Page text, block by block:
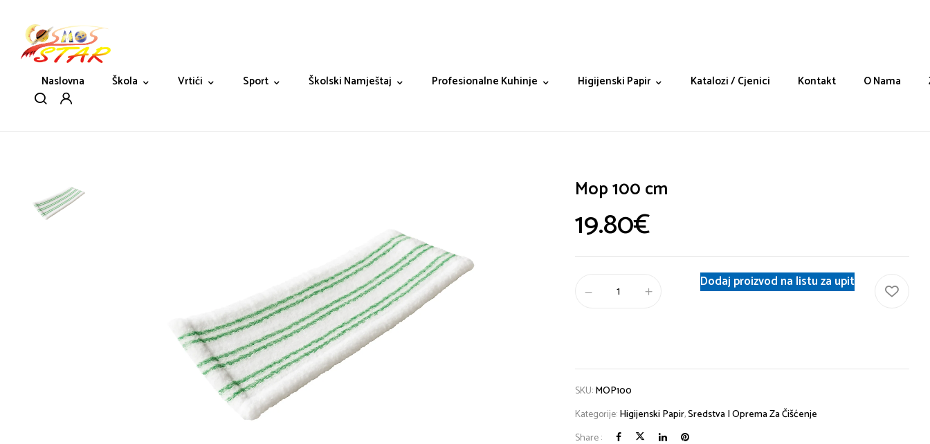
Naslovna Škola Vrtići Sport Školski Namještaj Profesionalne Kuhinje Higijenski Papir Katalozi / Cjenici Kontakt O Nama
Mop 100 cm
19.80€
Dodaj proizvod na listu za upit
SKU:MOP100
Kategorije:Higijenski Papir,Sredstva I Oprema Za Čišćenje
Share :